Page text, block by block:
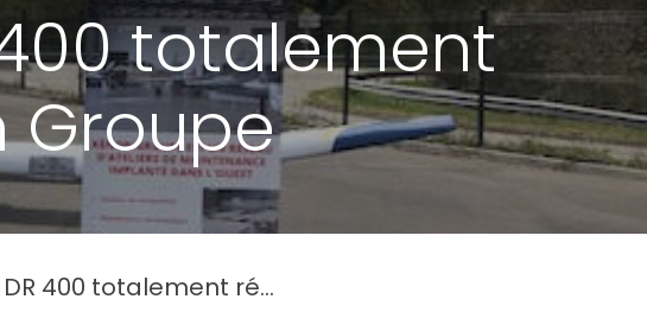
totalement
Groupe
rénové par Xénon Groupe